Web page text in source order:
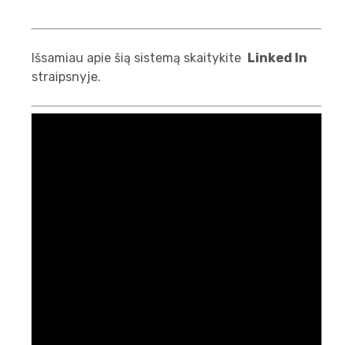
Išsamiau apie šią sistemą skaitykite Linked In
straipsnyje.